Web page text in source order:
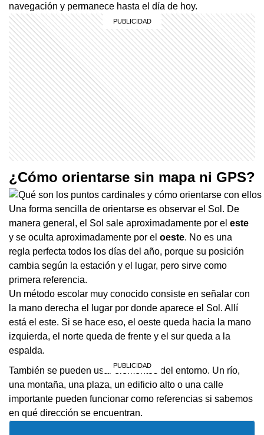
navegación y permanece hasta el día de hoy.
¿Cómo orientarse sin mapa ni GPS?
Una forma sencilla de orientarse es observar el Sol. De
manera general, el Sol sale aproximadamente por el este
y se oculta aproximadamente por el oeste. No es una
regla perfecta todos los días del año, porque su posición
cambia según la estación y el lugar, pero sirve como
primera referencia.
Un método escolar muy conocido consiste en señalar con
la mano derecha el lugar por donde aparece el Sol. Allí
está el este. Si se hace eso, el oeste queda hacia la mano
izquierda, el norte queda de frente y el sur queda a la
espalda.
También se pueden usar elementos del entorno. Un río,
una montaña, una plaza, un edificio alto o una calle
importante pueden funcionar como referencias si sabemos
en qué dirección se encuentran.